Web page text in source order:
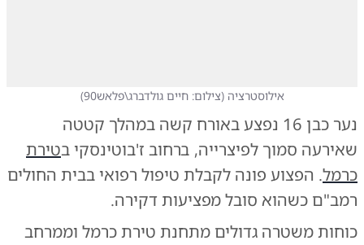
אילוסטרציה (צילום: חיים גולדברג\פלאש90 )
נער כבן 16 נפצע באורח קשה במהלך קטטה
שאירעה סמוך לפיצרייה, ברחוב ז'בוטינסקי בטירת
כרמל. הפצוע פונה לקבלת טיפול רפואי בבית החולים
רמב"ם כשהוא סובל מפציעות דקירה.
כוחות משטרה גדולים מתחנת טירת כרמל וממרחב